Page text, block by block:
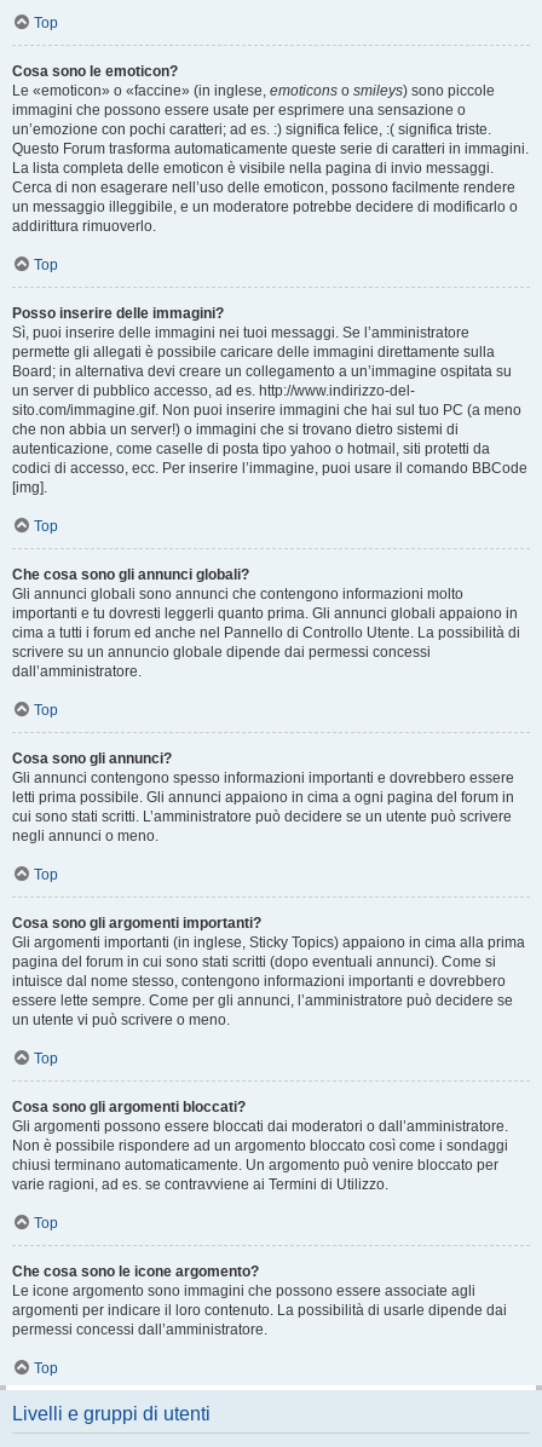
Top
Cosa sono le emoticon?
Le «emoticon» o «faccine» (in inglese, emoticons o smileys) sono piccole
immagini che possono essere usate per esprimere una sensazione o
un’emozione con pochi caratteri; ad es. :) significa felice, :( significa triste.
Questo Forum trasforma automaticamente queste serie di caratteri in immagini.
La lista completa delle emoticon è visibile nella pagina di invio messaggi.
Cerca di non esagerare nell’uso delle emoticon, possono facilmente rendere
un messaggio illeggibile, e un moderatore potrebbe decidere di modificarlo o
addirittura rimuoverlo.
Top
Posso inserire delle immagini?
Sì, puoi inserire delle immagini nei tuoi messaggi. Se l’amministratore
permette gli allegati è possibile caricare delle immagini direttamente sulla
Board; in alternativa devi creare un collegamento a un’immagine ospitata su
un server di pubblico accesso, ad es. http://www.indirizzo-del-
sito.com/immagine.gif. Non puoi inserire immagini che hai sul tuo PC (a meno
che non abbia un server!) o immagini che si trovano dietro sistemi di
autenticazione, come caselle di posta tipo yahoo o hotmail, siti protetti da
codici di accesso, ecc. Per inserire l’immagine, puoi usare il comando BBCode
[img].
Top
Che cosa sono gli annunci globali?
Gli annunci globali sono annunci che contengono informazioni molto
importanti e tu dovresti leggerli quanto prima. Gli annunci globali appaiono in
cima a tutti i forum ed anche nel Pannello di Controllo Utente. La possibilità di
scrivere su un annuncio globale dipende dai permessi concessi
dall’amministratore.
Top
Cosa sono gli annunci?
Gli annunci contengono spesso informazioni importanti e dovrebbero essere
letti prima possibile. Gli annunci appaiono in cima a ogni pagina del forum in
cui sono stati scritti. L’amministratore può decidere se un utente può scrivere
negli annunci o meno.
Top
Cosa sono gli argomenti importanti?
Gli argomenti importanti (in inglese, Sticky Topics) appaiono in cima alla prima
pagina del forum in cui sono stati scritti (dopo eventuali annunci). Come si
intuisce dal nome stesso, contengono informazioni importanti e dovrebbero
essere lette sempre. Come per gli annunci, l’amministratore può decidere se
un utente vi può scrivere o meno.
Top
Cosa sono gli argomenti bloccati?
Gli argomenti possono essere bloccati dai moderatori o dall’amministratore.
Non è possibile rispondere ad un argomento bloccato così come i sondaggi
chiusi terminano automaticamente. Un argomento può venire bloccato per
varie ragioni, ad es. se contravviene ai Termini di Utilizzo.
Top
Che cosa sono le icone argomento?
Le icone argomento sono immagini che possono essere associate agli
argomenti per indicare il loro contenuto. La possibilità di usarle dipende dai
permessi concessi dall’amministratore.
Top
Livelli e gruppi di utenti